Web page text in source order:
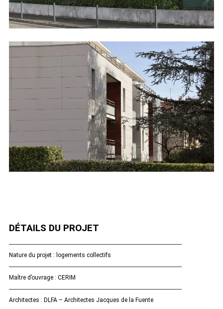
DÉTAILS DU PROJET
Nature du projet : logements collectifs
Maître d’ouvrage : CERIM
Architectes : DLFA – Architectes Jacques de la Fuente